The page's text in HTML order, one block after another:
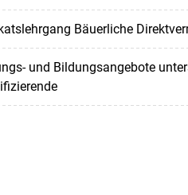
Bäuerliche
und Bildungsangebote